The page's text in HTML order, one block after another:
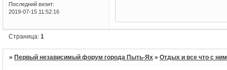
Последний визит:
2019-07-15 11:52:16
Страница:1
» Первый независимый форум города Пыть-Ях »Отдых и все что с